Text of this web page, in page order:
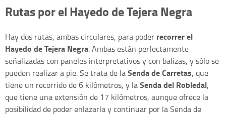
Rutas por el Hayedo de Tejera Negra
Hay dos rutas, ambas circulares, para poder recorrer el
Hayedo de Tejera Negra. Ambas están perfectamente
señalizadas con paneles interpretativos y con balizas, y sólo se
pueden realizar a pie. Se trata de laSenda de Carretas, que
tiene un recorrido de 6 kilómetros, y laSenda del Robledal,
que tiene una extensión de 17 kilómetros, aunque ofrece la
posibilidad de poder enlazarla y continuar por la Senda de